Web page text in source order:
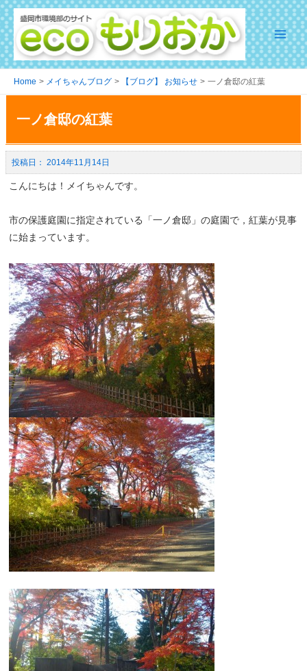
Home メイちゃんブログ 【ブログ】 お知らせ 一ノ倉邸の紅葉
一ノ倉邸の紅葉
2014年11月14日
こんにちは！メイちゃんです。
市の保護庭園に指定されている「一ノ倉邸」の庭園で，紅葉が見事
に始まっています。